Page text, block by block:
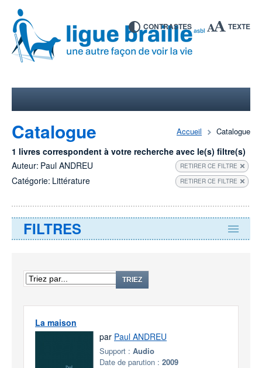
CONTRASTES TEXTE
Accueil Catalogue
Catalogue
1 livres correspondent à votre recherche avec le(s) filtre(s)
Auteur: Paul ANDREU RETIRER CE FILTRE
Catégorie: Littérature RETIRER CE FILTRE
FILTRES
TRIEZ
La maison
par Paul ANDREU
Support : Audio
Date de parution : 2009